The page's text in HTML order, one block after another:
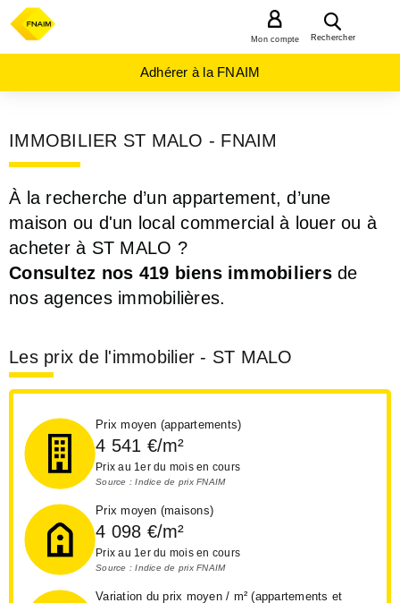
Rechercher
Mon compte
Adhérer à la FNAIM
IMMOBILIER ST MALO - FNAIM
À la recherche d’un appartement, d’une
maison ou d'un local commercial à louer ou à
acheter à ST MALO ?
Consultez nos 419 biens immobiliersde
nos agences immobilières.
Les prix de l'immobilier - ST MALO
Prix moyen (appartements)
4 541 €/m²
Prix au 1er du mois en cours
Source : Indice de prix FNAIM
Prix moyen (maisons)
4 098 €/m²
Prix au 1er du mois en cours
Source : Indice de prix FNAIM
Variation du prix moyen / m² (appartements et